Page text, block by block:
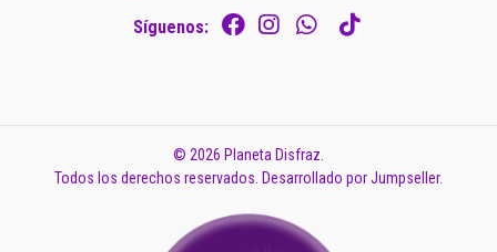
Síguenos:
© 2026 Planeta Disfraz.
Todos los derechos reservados. Desarrollado por Jumpseller.